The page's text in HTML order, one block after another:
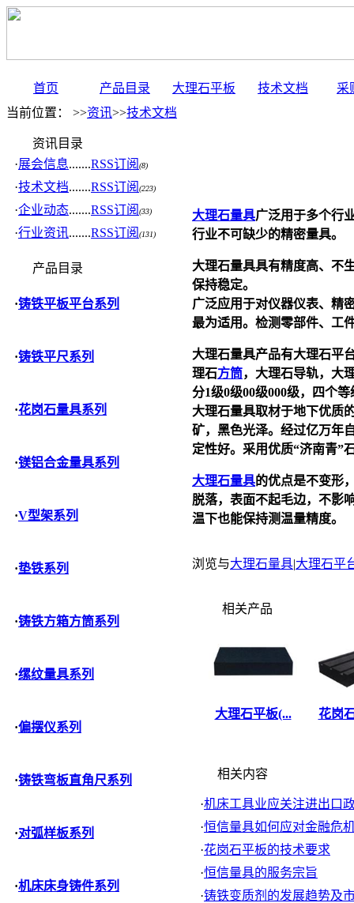
首页 产品目录 大理石平板 技术文档
采
当前位置： >>资讯>>技术文档
资讯目录
·展会信息.......RSS订阅 (8)
·技术文档.......RSS订阅 (223)
·企业动态.......RSS订阅 (33)
·行业资讯.......RSS订阅 (131)
产品目录
·铸铁平板平台系列
·铸铁平尺系列
·花岗石量具系列
·镁铝合金量具系列
·V型架系列
·垫铁系列
·铸铁方箱方筒系列
·缧纹量具系列
·偏摆仪系列
·铸铁弯板直角尺系列
·对弧样板系列
·机床床身铸件系列
大理石量具广泛用于多个行
行业不可缺少的精密量具。
大理石量具具有精度高、不
保持稳定。
广泛应用于对仪器仪表、精
最为适用。检测零部件、工
大理石量具产品有大理石平
理石方筒，大理石导轨，大
分1级0级00级000级，四个等
大理石量具取材于地下优质
矿，黑色光泽。经过亿万年
定性好。采用优质“济南青”
大理石量具的优点是不变形
脱落，表面不起毛边，不影
温下也能保持测温量精度。
浏览与大理石量具|大理石平
相关产品
大理石平板(... 花岗
相关内容
·机床工具业应关注进出口
·恒信量具如何应对金融危
·花岗石平板的技术要求
·恒信量具的服务宗旨
·铸铁变质剂的发展趋势及